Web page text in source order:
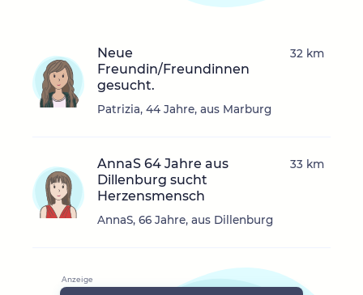
Neue
Freundin/Freundinnen
gesucht.
Patrizia, 44 Jahre, aus Marburg
32 km
AnnaS 64 Jahre aus
Dillenburg sucht
Herzensmensch
AnnaS, 66 Jahre, aus Dillenburg
33 km